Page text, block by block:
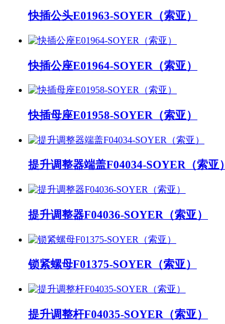
快插公头E01963-SOYER（索亚）
快插公座E01964-SOYER（索亚）
快插母座E01958-SOYER（索亚）
提升调整器端盖F04034-SOYER（索亚）
提升调整器F04036-SOYER（索亚）
锁紧螺母F01375-SOYER（索亚）
提升调整杆F04035-SOYER（索亚）